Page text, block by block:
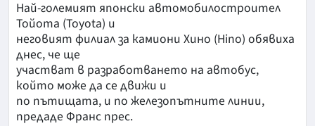
Най-големият японски автомобилостроител
Тойота (Toyota) и
неговият филиал за камиони Хино (Hino) обявиха
днес, че ще
участват в разработването на автобус,
който може да се движи и
по пътищата, и по железопътните линии,
предаде Франс прес.